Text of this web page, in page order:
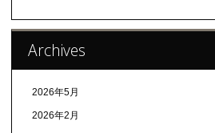
Archives
2026年5月
2026年2月